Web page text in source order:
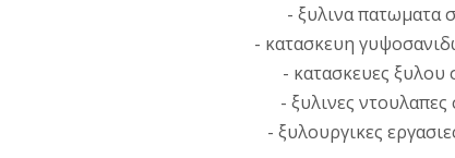
- ξυλινα πατωματα
- κατασκευη
- κατασκευες ξυλου
- ξυλινες
- ξυλουργικες